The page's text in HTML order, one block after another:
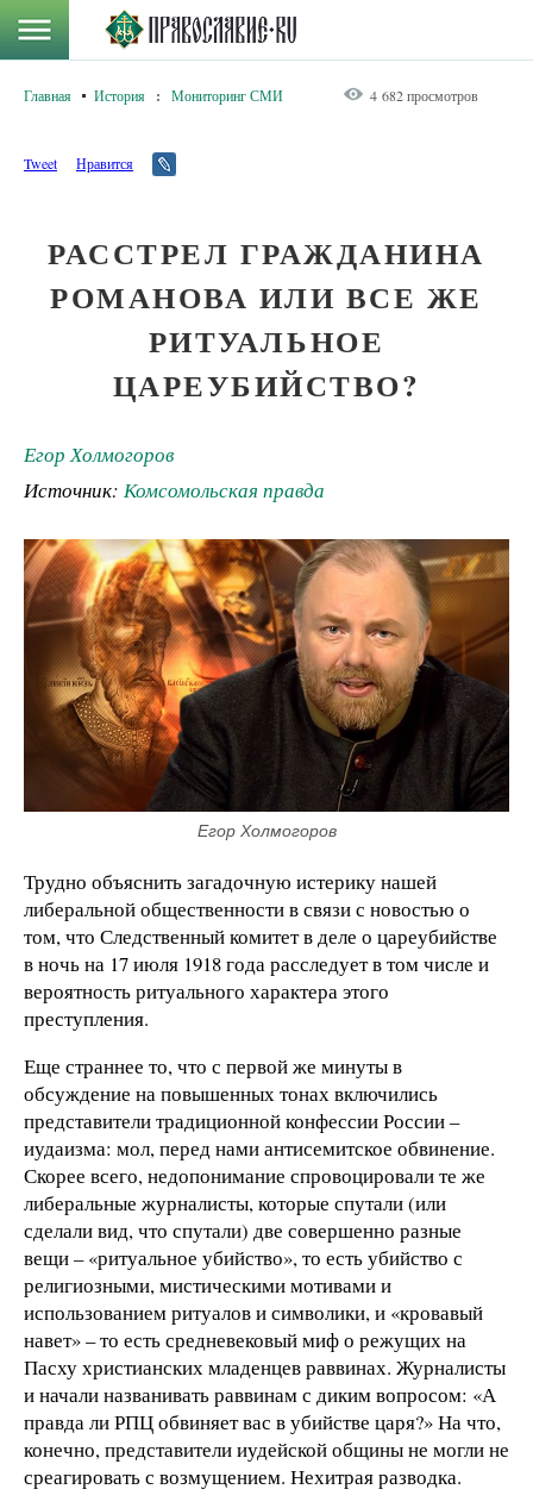
Главная История : Мониторинг СМИ 4 682 просмотров
Tweet Нравится
РАССТРЕЛ ГРАЖДАНИНА
РОМАНОВА ИЛИ ВСЕ ЖЕ
РИТУАЛЬНОЕ
ЦАРЕУБИЙСТВО?
Егор Холмогоров
Источник: Комсомольская правда
Егор Холмогоров
Трудно объяснить загадочную истерику нашей
либеральной общественности в связи с новостью о
том, что Следственный комитет в деле о цареубийстве
в ночь на 17 июля 1918 года расследует в том числе и
вероятность ритуального характера этого
преступления.
Еще страннее то, что с первой же минуты в
обсуждение на повышенных тонах включились
представители традиционной конфессии России –
иудаизма: мол, перед нами антисемитское обвинение.
Скорее всего, недопонимание спровоцировали те же
либеральные журналисты, которые спутали (или
сделали вид, что спутали) две совершенно разные
вещи – «ритуальное убийство», то есть убийство с
религиозными, мистическими мотивами и
использованием ритуалов и символики, и «кровавый
навет» – то есть средневековый миф о режущих на
Пасху христианских младенцев раввинах. Журналисты
и начали названивать раввинам с диким вопросом: «А
правда ли РПЦ обвиняет вас в убийстве царя?» На что,
конечно, представители иудейской общины не могли не
среагировать с возмущением. Нехитрая разводка.